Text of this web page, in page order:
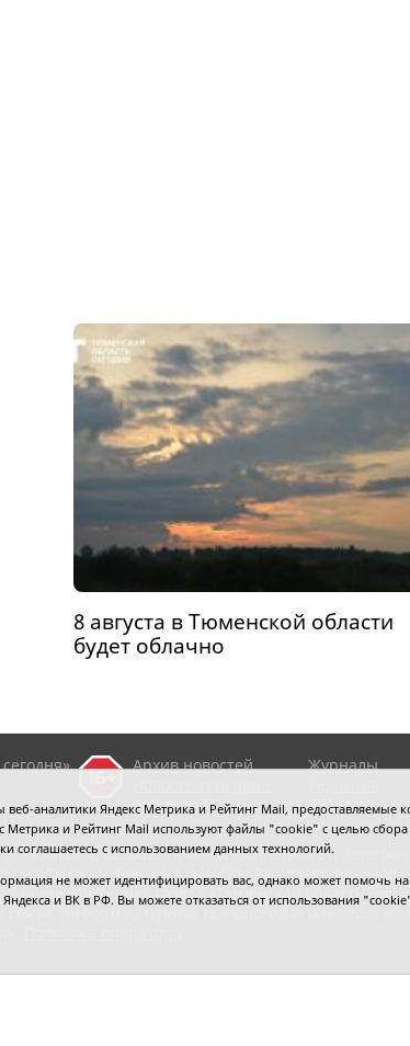
8 августа в Тюменской области
будет облачно
Архив новостей
районов ТО
Журналы
RSS поток
Редакция: 625002, Тюмень, Осипенко, 81,
Тюмень, Почтамт, а/я 371. Для пресс-
«Интернет-газета «Тюменская область
связи, информационных технологий и массовых
веб-аналитики Яндекс Метрика и Рейтинг Mail,
Метрика и Рейтинг Mail используют файлы "cookie" с целью
соглашаетесь с использованием данных технологий.
не может идентифицировать вас, однако может помочь
и ВК в РФ. Вы можете отказаться от использования